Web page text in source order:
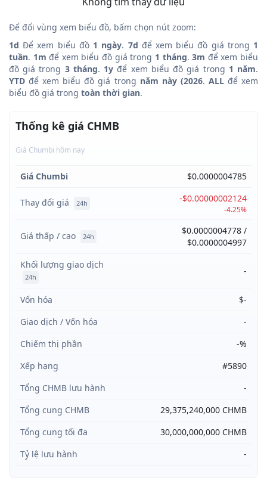
Để đổi vùng xem biểu đồ, bấm chọn nút zoom:
1d Để xem biểu đồ 1 ngày. 7d để xem biểu đồ giá trong 1
tuần. 1m để xem biểu đồ giá trong 1 tháng.3m để xem biểu
đồ giá trong 3 tháng. 1y để xem biểu đồ giá trong 1 năm.
YTD để xem biểu đồ giá trong năm này (2026. ALLđể xem
biểu đồ giá trong toàn thời gian.
Thống kê giá CHMB
Giá Chumbi hôm nay
Giá Chumbi $0.0000004785
Thay đổi giá 24h -$0.00000002124
-4.25%
Giá thấp / cao 24h
$0.0000004778 /
$0.0000004997
Khối lượng giao dịch
24h
-
Vốn hóa
$-
Giao dịch / Vốn hóa
-
Chiếm thị phần
-%
Xếp hạng
#5890
Tổng CHMB lưu hành
-
Tổng cung CHMB
29,375,240,000 CHMB
Tổng cung tối đa
30,000,000,000 CHMB
Tỷ lệ lưu hành
-